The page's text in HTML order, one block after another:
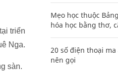
triển
Nga.
sàn.
Mẹo học thuộc
hóa học bằng thơ,
20 số điện thoại
nên gọi